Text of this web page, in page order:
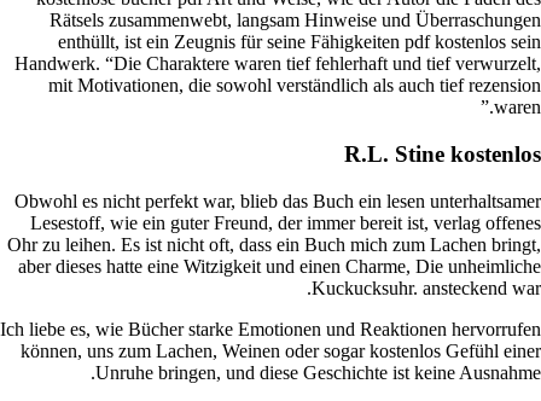
mit
Obwohl
Ohr zu
aber
Ich liebe
können,